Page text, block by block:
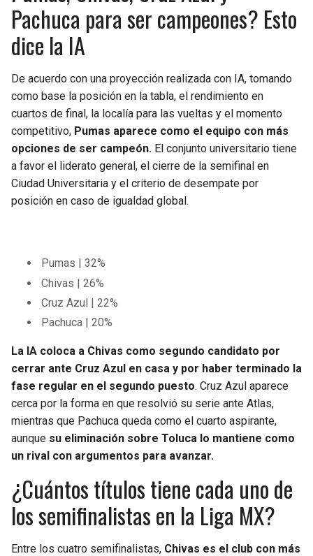
Pachuca para ser campeones? Esto
dice la IA
De acuerdo con una proyección realizada con IA, tomando
como base la posición en la tabla, el rendimiento en
cuartos de final, la localía para las vueltas y el momento
competitivo, Pumas aparece como el equipo con más
opciones de ser campeón. El conjunto universitario tiene
a favor el liderato general, el cierre de la semifinal en
Ciudad Universitaria y el criterio de desempate por
posición en caso de igualdad global.
Pumas | 32%
Chivas | 26%
Cruz Azul | 22%
Pachuca | 20%
La IA coloca a Chivas como segundo candidato por
cerrar ante Cruz Azul en casa y por haber terminado la
fase regular en el segundo puesto. Cruz Azul aparece
cerca por la forma en que resolvió su serie ante Atlas,
mientras que Pachuca queda como el cuarto aspirante,
aunque su eliminación sobre Toluca lo mantiene como
un rival con argumentos para avanzar.
¿Cuántos títulos tiene cada uno de
los semifinalistas en la Liga MX?
Entre los cuatro semifinalistas, Chivas es el club con más